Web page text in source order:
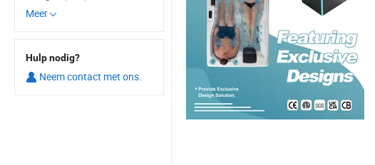
Meer
Hulp nodig?
Neem contact met ons.